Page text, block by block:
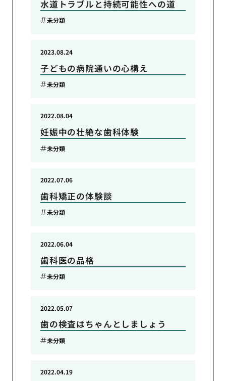
水道トラブルと持続可能性への道
未分類
子どもの病院通いの心構え
2023.08.24
未分類
妊娠中の壮絶な歯科体験
2022.08.04
未分類
歯科矯正の体験談
2022.07.06
未分類
歯科医の品格
2022.06.04
未分類
歯の検査はちゃんとしましょう
2022.05.07
未分類
2022.04.19